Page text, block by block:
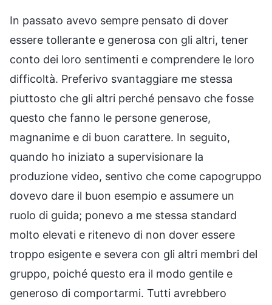
In passato avevo sempre pensato di dover
essere tollerante e generosa con gli altri, tener
conto dei loro sentimenti e comprendere le loro
difficoltà. Preferivo svantaggiare me stessa
piuttosto che gli altri perché pensavo che fosse
questo che fanno le persone generose,
magnanime e di buon carattere. In seguito,
quando ho iniziato a supervisionare la
produzione video, sentivo che come capogruppo
dovevo dare il buon esempio e assumere un
ruolo di guida; ponevo a me stessa standard
molto elevati e ritenevo di non dover essere
troppo esigente e severa con gli altri membri del
gruppo, poiché questo era il modo gentile e
generoso di comportarmi. Tutti avrebbero